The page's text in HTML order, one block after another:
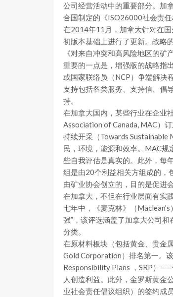
公司经营活动中的重要部分。加
合国制定的《ISO26000社会责
在2014年11月，加拿大针对在
初版本基础上进行了更新。战略
《对来自冲突和高风险地区的
重要的一点是，增强版的战略指
或国家联络员（NCP）争端解决
支持包括各类服务、支持信、倡
持。
在加拿大国内，某些行业在企业
Association of Canada, MAC）
持续开采（Towards Sustainable
民，环境，能源和效率。MAC
些自我评估是真实的。此外，每
组是由20个利益相关方组成的，
由矿业协会创立的，目的是促进
在加拿大，不但在行业层面有实
七年中，《麦克林》（
强”，该评选涵盖了加拿大公司
分类。
在原材料板块（包括黄金、贵金
Gold Corporation）排名第一。
Responsibility Plans ，SRP）
人创造利益。此外，金罗斯黄金
业社会责任倡议组织）的签约成